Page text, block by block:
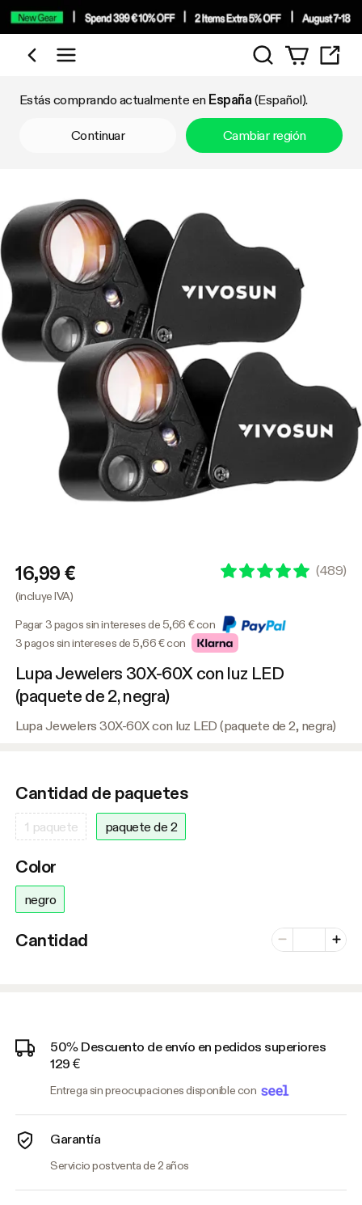
Comprar por categoría
Búsqueda
Estás comprando actualmente en España (Español).
Continuar Cambiar región
16,99 € (489)
(incluye IVA)
Pagar 3 pagos sin intereses de 5,66 € con
3 pagos sin intereses de 5,66 € con
Lupa Jewelers 30X-60X con luz LED
(paquete de 2, negra)
Lupa Jewelers 30X-60X con luz LED (paquete de 2, negra)
Cantidad de paquetes
1 paquete paquete de 2
Color
negro
Cantidad Menos
Número de
Plus
50% Descuento de envío en pedidos superiores
129 €
Entrega sin preocupaciones disponible con
Garantía
Servicio postventa de 2 años